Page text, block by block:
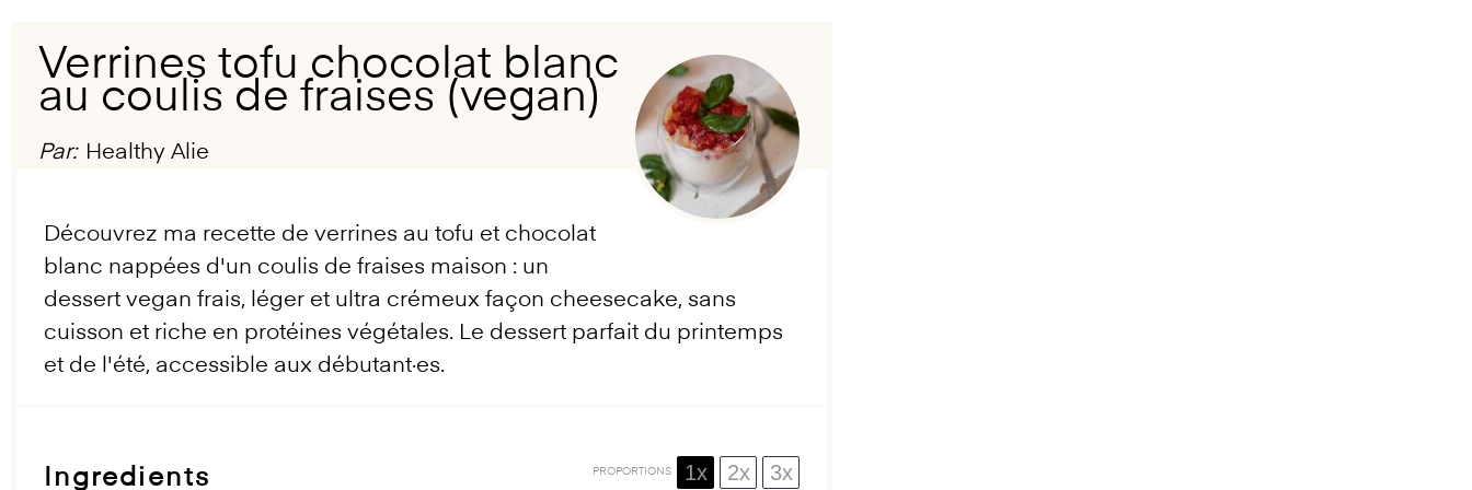
Verrines tofu chocolat blanc
au coulis de fraises (vegan)
Par: Healthy Alie
Découvrez ma recette de verrines au tofu et chocolat
blanc nappées d'un coulis de fraises maison : un
dessert vegan frais, léger et ultra crémeux façon cheesecake, sans
cuisson et riche en protéines végétales. Le dessert parfait du printemps
et de l'été, accessible aux débutant·es.
Ingredients PROPORTIONS 1x 2x 3x